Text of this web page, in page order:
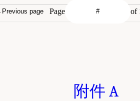
Previous page Page of
附件 A